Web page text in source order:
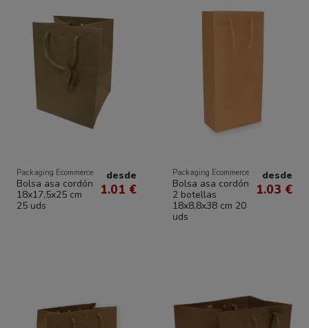
Packaging Ecommerce
Bolsa asa cordón
18x17,5x25 cm
25 uds
desde
1.01 €
Packaging Ecommerce
Bolsa asa cordón
2 botellas
18x8,8x38 cm 20
uds
desde
1.03 €